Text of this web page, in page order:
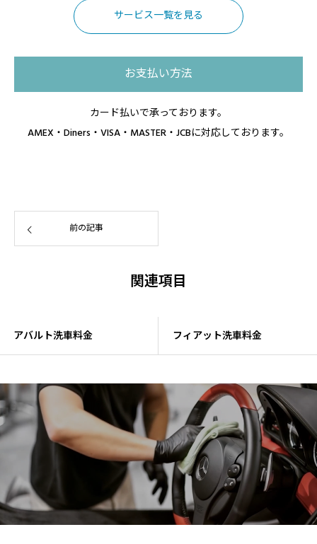
サービス一覧を見る
お支払い方法
カード払いで承っております。
AMEX・Diners・VISA・MASTER・JCBに対応しております。
前の記事
関連項目
アバルト洗車料金 フィアット洗車料金